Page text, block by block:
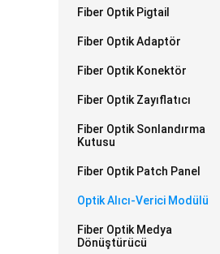
Fiber Optik Pigtail
Fiber Optik Adaptör
Fiber Optik Konektör
Fiber Optik Zayıflatıcı
Fiber Optik Sonlandırma
Kutusu
Fiber Optik Patch Panel
Optik Alıcı-Verici Modülü
Fiber Optik Medya
Dönüştürücü